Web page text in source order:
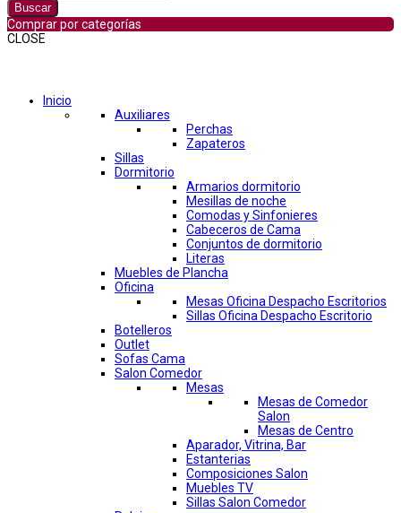
Buscar
Comprar por categorías
CLOSE
Inicio
Auxiliares
Perchas
Zapateros
Sillas
Dormitorio
Armarios dormitorio
Mesillas de noche
Comodas y Sinfonieres
Cabeceros de Cama
Conjuntos de dormitorio
Literas
Muebles de Plancha
Oficina
Mesas Oficina Despacho Escritorios
Sillas Oficina Despacho Escritorio
Botelleros
Outlet
Sofas Cama
Salon Comedor
Mesas
Mesas de Comedor
Salon
Mesas de Centro
Aparador, Vitrina, Bar
Estanterias
Composiciones Salon
Muebles TV
Sillas Salon Comedor